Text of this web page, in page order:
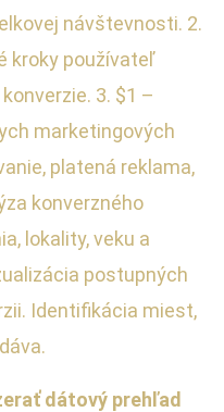
návštevnosti. 2.
kroky používateľ
3. $1 –
marketingových
platená reklama,
konverzného
lokality, veku a
postupných
Identifikácia miest,
dátový prehľad